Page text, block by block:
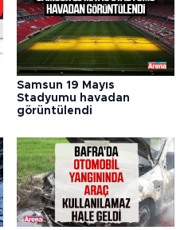
Samsun 19 Mayıs
Stadyumu havadan
görüntülendi